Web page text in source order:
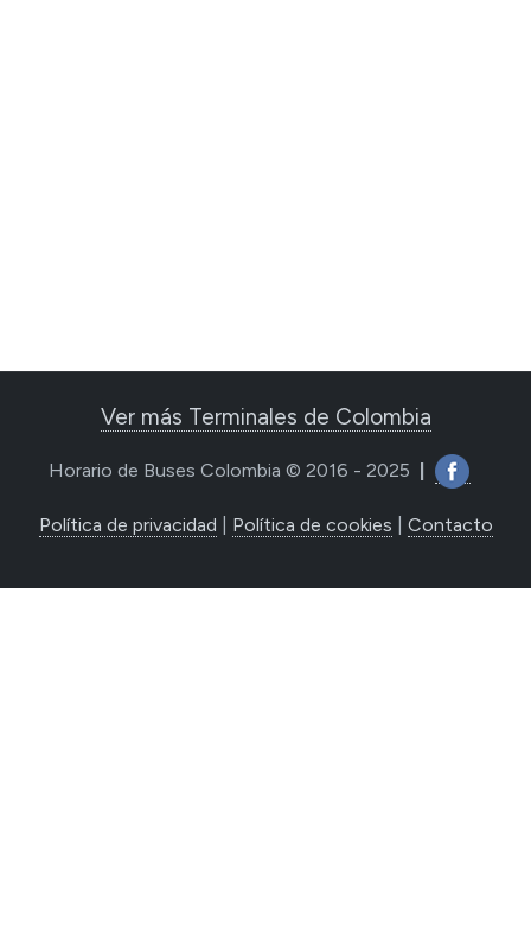
Ver más Terminales de Colombia
Horario de Buses Colombia © 2016 - 2025
Política de privacidad Política de cookies Contacto